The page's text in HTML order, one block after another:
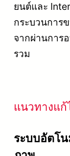
ยนต์และ
กระบวนการ
จากผ่านการ
รวม
แนวทางแก้
ระบบอัตโ